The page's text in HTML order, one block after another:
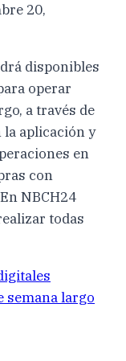
20,
disponibles
operar
a través de
la aplicación y
en
con
NBCH24
todas
semana largo